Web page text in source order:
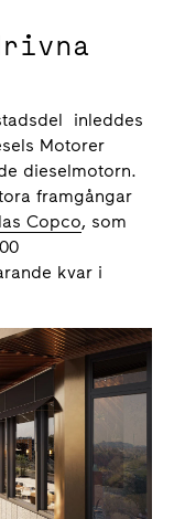
inleddes
Motorer
dieselmotorn.
framgångar
Copco, som
kvar i